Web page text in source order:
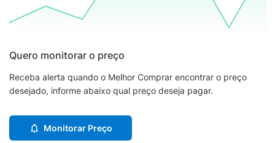
Quero monitorar o preço
Receba alerta quando o Melhor Comprar encontrar o preço
desejado, informe abaixo qual preço deseja pagar.
Monitorar Preço